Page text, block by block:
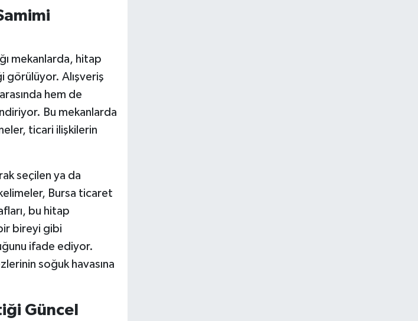
mekanlarda, hitap
görülüyor. Alışveriş
hem de
Bu mekanlarda
ticari ilişkilerin
seçilen ya da
Bursa ticaret
bu hitap
bireyi gibi
ifade ediyor.
soğuk havasına
Güncel